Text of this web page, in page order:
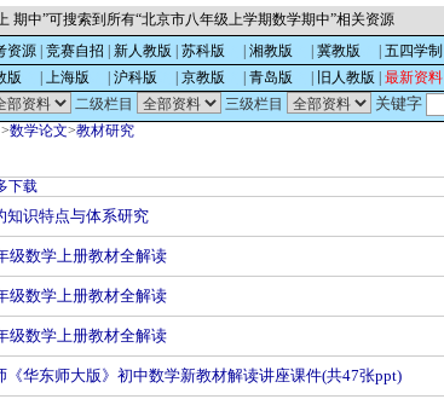
期中”可搜索到所有“北京市八年级上学期数学期中”相关资源
资源 竞赛自招 新人教版 苏科版 湘教版 冀教版 五四学制
版 上海版 沪科版 京教版 青岛版 旧人教版 最新资料
二级栏目 三级栏目
关键字
>数学论文>教材研究
下载
知识特点与体系研究
级数学上册教材全解读
级数学上册教材全解读
级数学上册教材全解读
《华东师大版》初中数学新教材解读讲座课件(共47张ppt)